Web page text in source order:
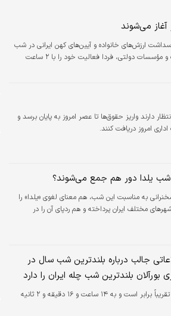
ارزش‌های خانواده و آیین‌های کهن ایرانی در شب
یلدا، هیأت دولت مصوب کرد کلیه مدارس، ادارات و مؤسسات دولتی، فردا فعالیت خود را با ۲ ساعت
دارند واریز حقوق‌ها تا عصر امروز به پایان برسد و
امروز دریافت کنند.
شب یلدا دور هم جمع می‌شوند؟
به مناسبت این شب‌، هم معنای لغوی «یلدا» را
مختلف ایران پرداخته و هم ردپای آن را در
جالب درباره بلندترین شب سال در
در تهران طول شب در روزهای ۲۹ و ۳۰ آذرماه تقریباً برابر است و به ۱۴ ساعت و ۱۶ دقیقه و ۲ ثانیه